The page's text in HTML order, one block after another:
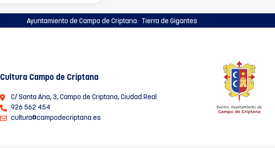
Ayuntamiento de Campo de Criptana · Tierra de Gigantes
Cultura Campo de Criptana
C/ Santa Ana, 3, Campo de Criptana, Ciudad Real
926 562 454
cultura@campodecriptana.es